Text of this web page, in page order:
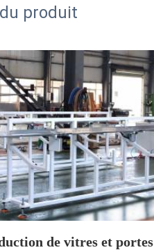
produit
de vitres et